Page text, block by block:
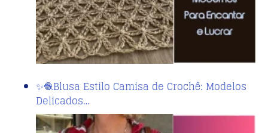
✨🧶Blusa Estilo Camisa de Crochê: Modelos
Delicados…